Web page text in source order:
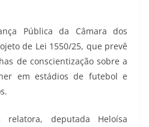
Pública da Câmara dos
de Lei 1550/25, que prevê
de conscientização sobre a
em estádios de futebol e
relatora, deputada Heloísa